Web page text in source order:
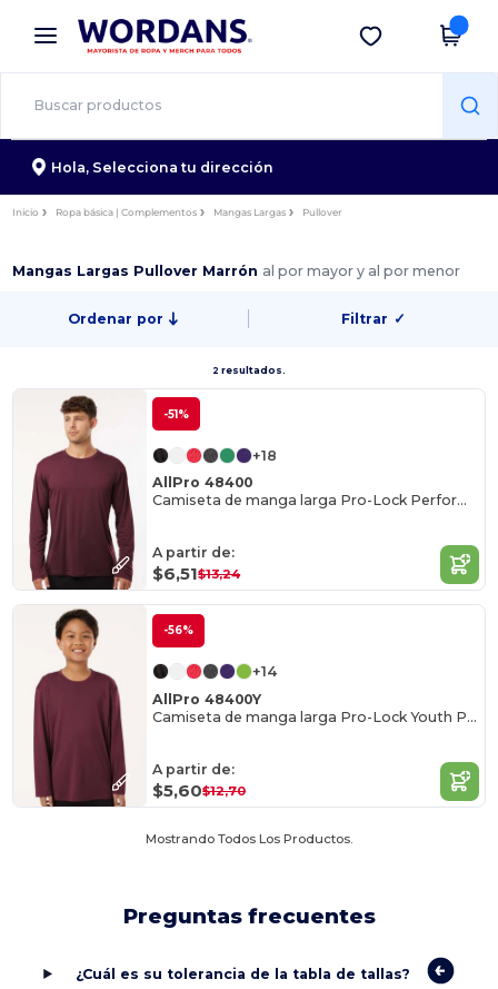
× App de Wordans
¡Mejores precios en app!
Descargar app
Hola, Selecciona tu dirección
Inicio Ropa básica | Complementos Mangas Largas Pullover
Mangas Largas Pullover Marrón al por mayor y al por menor
Ordenar por Filtrar ✓
2 resultados.
-51%
+18
AllPro 48400
Camiseta de manga larga Pro-Lock Performance
A partir de:
$6,51$13,24
-56%
+14
AllPro 48400Y
Camiseta de manga larga Pro-Lock Youth Performance
A partir de:
$5,60$12,70
Mostrando Todos Los Productos.
Preguntas frecuentes
¿Cuál es su tolerancia de la tabla de tallas?